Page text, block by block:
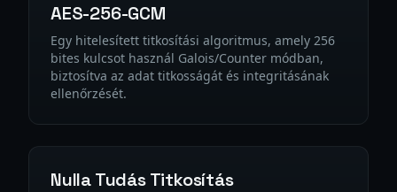
AES-256-GCM
Egy hitelesített titkosítási algoritmus, amely 256
bites kulcsot használ Galois/Counter módban,
biztosítva az adat titkosságát és integritásának
ellenőrzését.
Nulla Tudás Titkosítás